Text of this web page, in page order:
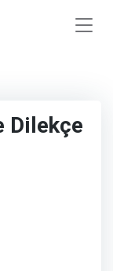
Dilekçe